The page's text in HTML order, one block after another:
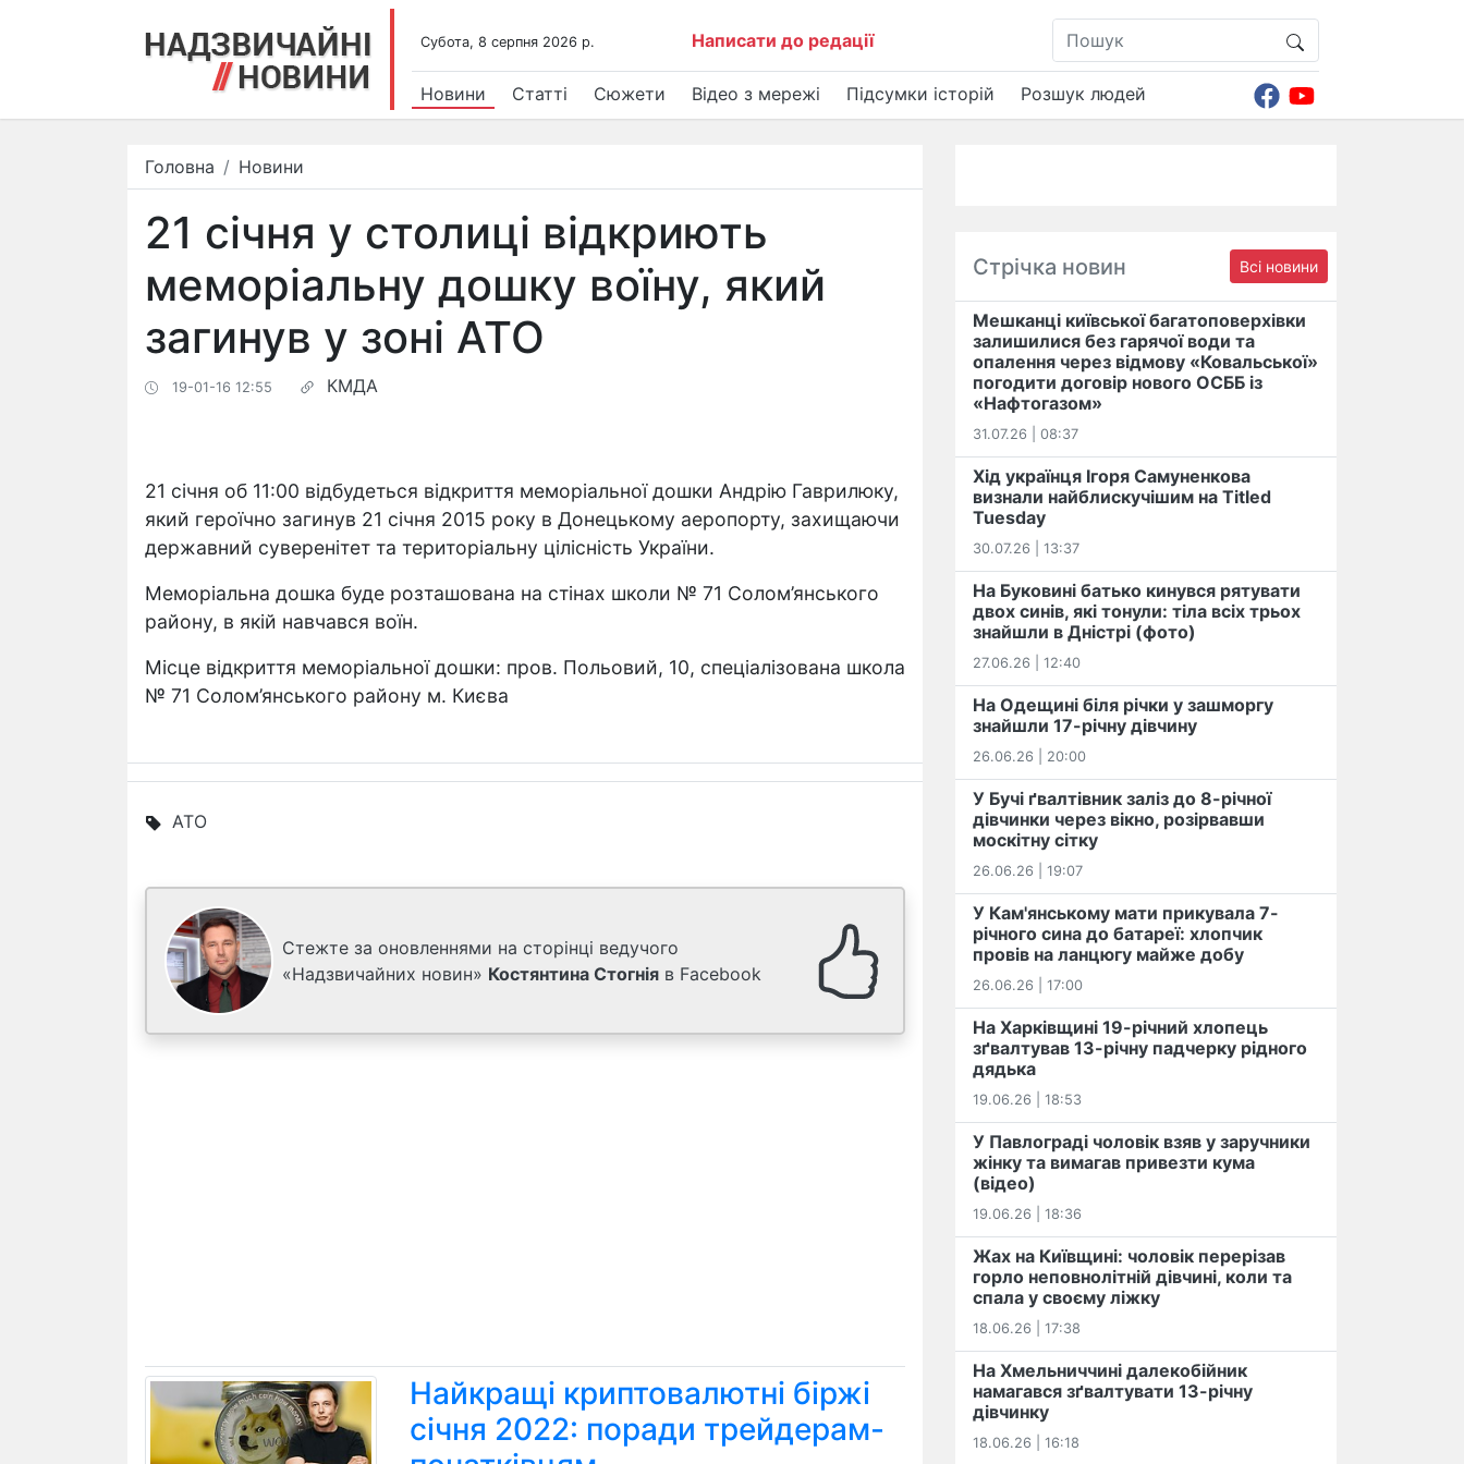
Субота, 8 серпня 2026 р. Написати до редації
Новини Статті Сюжети Відео з мережі Підсумки історій Розшук людей
Головна Новини
21 січня у столиці відкриють
меморіальну дошку воїну, який
загинув у зоні АТО
19-01-16 12:55 КМДА
21 січня об 11:00 відбудеться відкриття меморіальної дошки Андрію Гаврилюку,
який героїчно загинув 21 січня 2015 року в Донецькому аеропорту, захищаючи
державний суверенітет та територіальну цілісність України.
Меморіальна дошка буде розташована на стінах школи № 71 Солом’янського
району, в якій навчався воїн.
Місце відкриття меморіальної дошки: пров. Польовий, 10, спеціалізована школа
№ 71 Солом’янського району м. Києва
АТО
Стежте за оновленнями на сторінці ведучого
«Надзвичайних новин» Костянтина Стогнія в Facebook
Найкращі криптовалютні біржі
січня 2022: поради трейдерам-
Стрічка новин Всі новини
Мешканці київської багатоповерхівки
залишилися без гарячої води та
опалення через відмову «Ковальської»
погодити договір нового ОСББ із
«Нафтогазом»
31.07.26 | 08:37
Хід українця Ігоря Самуненкова
визнали найблискучішим на Titled
Tuesday
30.07.26 | 13:37
На Буковині батько кинувся рятувати
двох синів, які тонули: тіла всіх трьох
знайшли в Дністрі (фото)
27.06.26 | 12:40
На Одещині біля річки у зашморгу
знайшли 17-річну дівчину
26.06.26 | 20:00
У Бучі ґвалтівник заліз до 8-річної
дівчинки через вікно, розірвавши
москітну сітку
26.06.26 | 19:07
У Кам'янському мати прикувала 7-
річного сина до батареї: хлопчик
провів на ланцюгу майже добу
26.06.26 | 17:00
На Харківщині 19-річний хлопець​
️зґвалтував 13-річну падчерку рідного
дядька
19.06.26 | 18:53
У Павлограді чоловік взяв у заручники
жінку та вимагав привезти кума
(відео)
19.06.26 | 18:36
Жах на Київщині: чоловік перерізав
горло неповнолітній дівчині, коли та
спала у своєму ліжку
18.06.26 | 17:38
На Хмельниччині далекобійник
намагався зґвалтувати 13-річну
дівчинку
18.06.26 | 16:18